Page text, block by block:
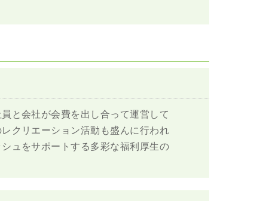
と会社が会費を出し合って運営して
クリエーション活動も盛んに行われ
ュをサポートする多彩な福利厚生の